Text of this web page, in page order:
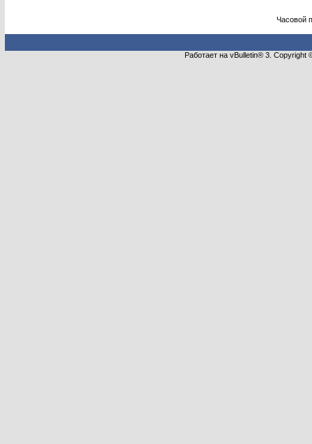
Часовой
Работает на vBulletin® 3.